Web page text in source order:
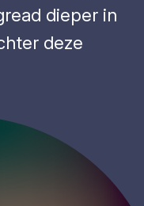
dieper in
deze